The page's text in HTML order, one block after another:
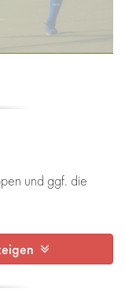
und ggf. die